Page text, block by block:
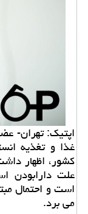
اپتیك: تهران-
غذا و تغذیه
كشور، اظهار
علت دارابودن
است و احتمال
می برد.